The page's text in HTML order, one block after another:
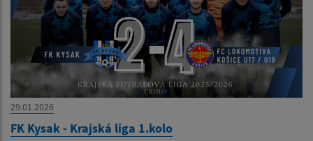
29.01.2026
FK Kysak - Krajská liga 1.kolo